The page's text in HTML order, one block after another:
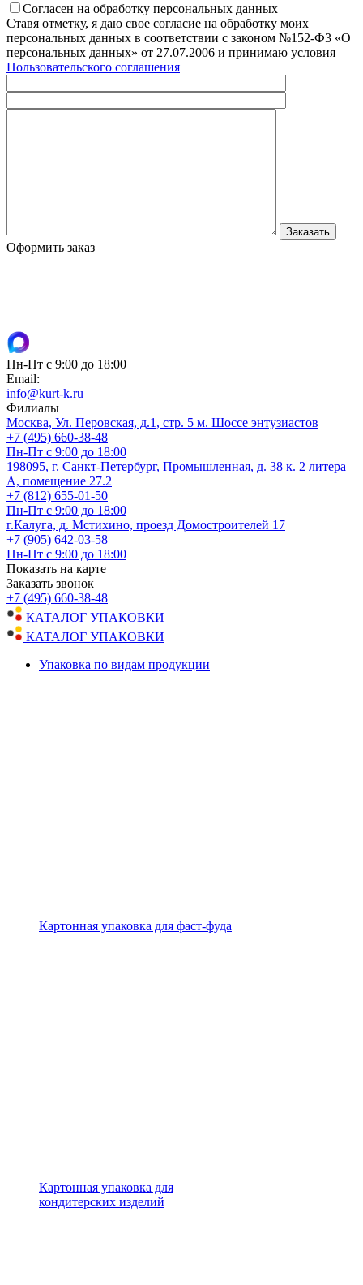
Согласен на обработку персональных данных
Ставя отметку, я даю свое согласие на обработку моих
персональных данных в соответствии с законом №152-Ф3 «О
персональных данных» от 27.07.2006 и принимаю условия
Пользовательского соглашения
Оформить заказ
Пн-Пт с 9:00 до 18:00
Email:
info@kurt-k.ru
Филиалы
Москва, Ул. Перовская, д.1, стр. 5 м. Шоссе энтузиастов
+7 (495) 660-38-48
Пн-Пт с 9:00 до 18:00
198095, г. Санкт-Петербург, Промышленная, д. 38 к. 2 литера
А, помещение 27.2
+7 (812) 655-01-50
Пн-Пт с 9:00 до 18:00
г.Калуга, д. Мстихино, проезд Домостроителей 17
+7 (905) 642-03-58
Пн-Пт с 9:00 до 18:00
Показать на карте
Заказать звонок
+7 (495) 660-38-48
КАТАЛОГ УПАКОВКИ
КАТАЛОГ УПАКОВКИ
Упаковка по видам продукции
Картонная упаковка для фаст-фуда
Картонная упаковка для
кондитерских изделий